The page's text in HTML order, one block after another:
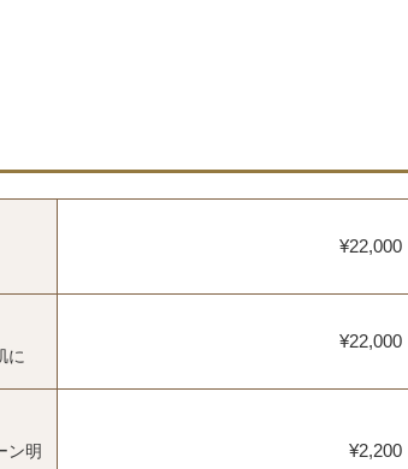
¥22,000
に
¥22,000
ン明
¥2,200